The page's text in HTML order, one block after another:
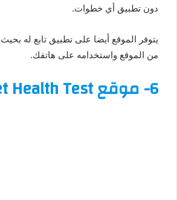
دون تطبيق أي خطوات.
يتوفر الموقع أيضا على تطبيق تابع له
من الموقع واستخدامه على هاتفك.
6- موقع Internet Health Test